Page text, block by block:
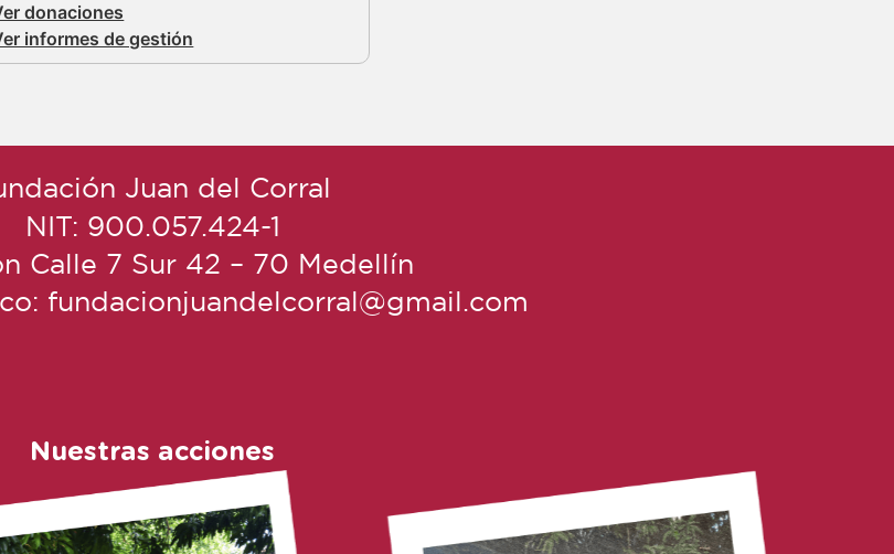
donaciones
informes de gestión
Juan del Corral
NIT: 900.057.424-1
Calle 7 Sur 42 – 70 Medellín
fundacionjuandelcorral@gmail.com
Nuestras acciones